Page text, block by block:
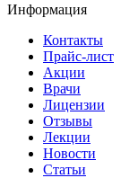
Информация
Контакты
Прайс-лист
Акции
Врачи
Лицензии
Отзывы
Лекции
Новости
Статьи